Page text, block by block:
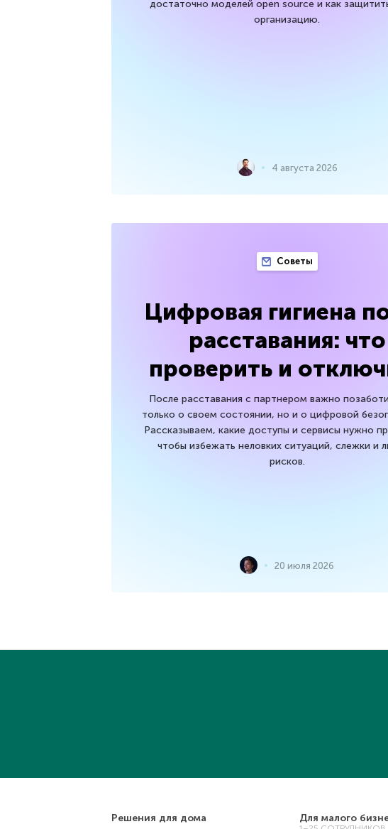
достаточно моделей open source и как
организацию.
4 августа 2026
Советы
Цифровая гигиена
расставания: что
проверить и
После расставания с партнером важно
только о своем состоянии, но и о цифровой
Рассказываем, какие доступы и сервисы нужно
чтобы избежать неловких ситуаций, слежки и
рисков.
20 июля 2026
Решения для дома Для малого